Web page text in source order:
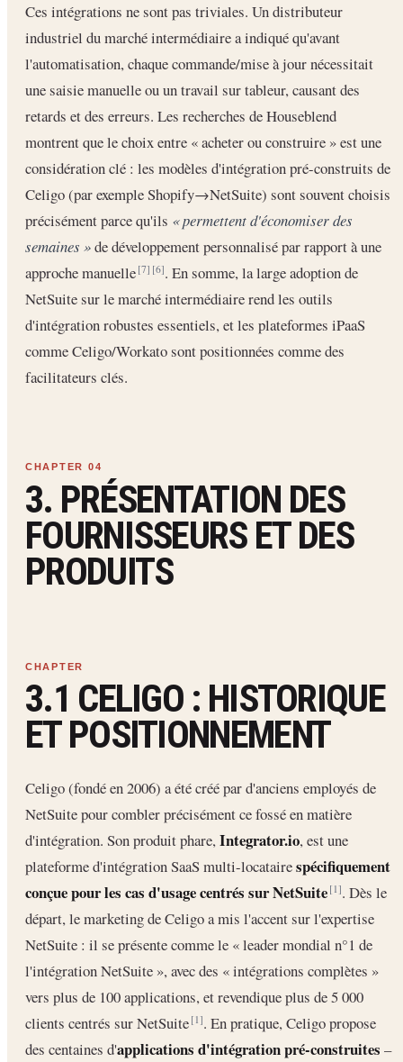
Ces intégrations ne sont pas triviales. Un distributeur
industriel du marché intermédiaire a indiqué qu'avant
l'automatisation, chaque commande/mise à jour nécessitait
une saisie manuelle ou un travail sur tableur, causant des
retards et des erreurs. Les recherches de Houseblend
montrent que le choix entre « acheter ou construire » est une
considération clé : les modèles d'intégration pré-construits de
Celigo (par exemple Shopify→NetSuite) sont souvent choisis
précisément parce qu'ils « permettent d'économiser des
semaines »de développement personnalisé par rapport à une
approche manuelle[7] [6]. En somme, la large adoption de
NetSuite sur le marché intermédiaire rend les outils
d'intégration robustes essentiels, et les plateformes iPaaS
comme Celigo/Workato sont positionnées comme des
facilitateurs clés.
3. PRÉSENTATION DES
FOURNISSEURS ET DES
PRODUITS
3.1 CELIGO : HISTORIQUE
ET POSITIONNEMENT
Celigo (fondé en 2006) a été créé par d'anciens employés de
NetSuite pour combler précisément ce fossé en matière
d'intégration. Son produit phare,Integrator.io, est une
plateforme d'intégration SaaS multi-locatairespécifiquement
conçue pour les cas d'usage centrés sur NetSuite [1]. Dès le
départ, le marketing de Celigo a mis l'accent sur l'expertise
NetSuite : il se présente comme le « leader mondial n°1 de
l'intégration NetSuite », avec des « intégrations complètes »
vers plus de 100 applications, et revendique plus de 5 000
clients centrés sur NetSuite[1]. En pratique, Celigo propose
des centaines d'applications d'intégration pré-construites –